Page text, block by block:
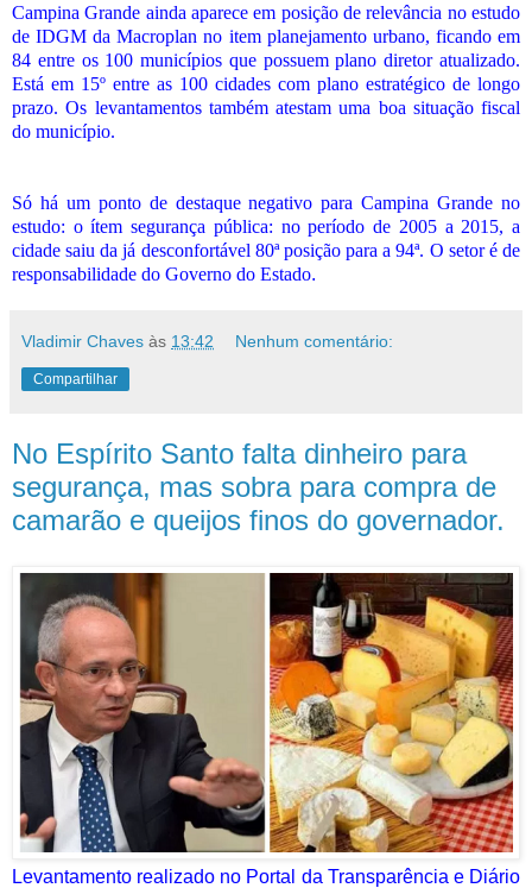
Campina Grande ainda aparece em posição de relevância no estudo
de IDGM da Macroplan no item planejamento urbano, ficando em
84 entre os 100 municípios que possuem plano diretor atualizado.
Está em 15º entre as 100 cidades com plano estratégico de longo
prazo. Os levantamentos também atestam uma boa situação fiscal
do município.
Só há um ponto de destaque negativo para Campina Grande no
estudo: o ítem segurança pública: no período de 2005 a 2015, a
cidade saiu da já desconfortável 80ª posição para a 94ª. O setor é de
responsabilidade do Governo do Estado.
Vladimir Chaves às 13:42 Nenhum comentário:
Compartilhar
No Espírito Santo falta dinheiro para
segurança, mas sobra para compra de
camarão e queijos finos do governador.
Levantamento realizado no Portal da Transparência e Diário